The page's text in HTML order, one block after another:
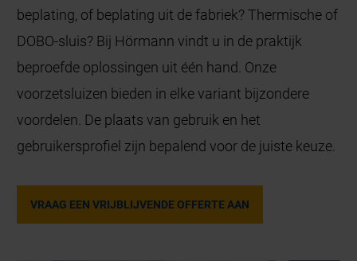
beplating, of beplating uit de fabriek? Thermische of
DOBO-sluis? Bij Hörmann vindt u in de praktijk
beproefde oplossingen uit één hand. Onze
voorzetsluizen bieden in elke variant bijzondere
voordelen. De plaats van gebruik en het
gebruikersprofiel zijn bepalend voor de juiste keuze.
VRAAG EEN VRIJBLIJVENDE OFFERTE AAN